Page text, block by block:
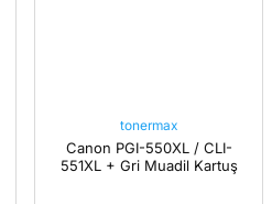
tonermax
Canon PGI-550XL / CLI-
551XL + Gri Muadil Kartuş